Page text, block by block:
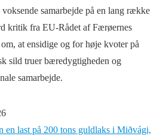
samarbejde på en lang række
kritik fra EU-Rådet af Færøernes
at ensidige og for høje kvoter på
sild truer bæredygtigheden og
samarbejde.